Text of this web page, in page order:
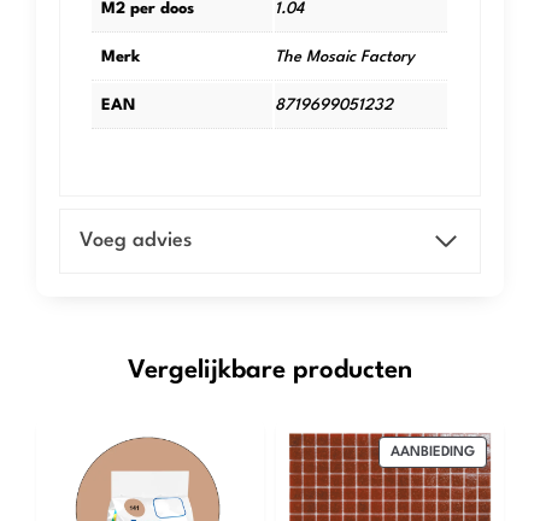
M2 per doos 1.04
Merk The Mosaic Factory
EAN 8719699051232
Voeg advies
Vergelijkbare producten
AANBIEDINGPRODUCT
IN
DE